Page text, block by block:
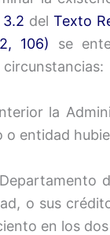
del Texto
106) se
la
o entidad
o sus
en los